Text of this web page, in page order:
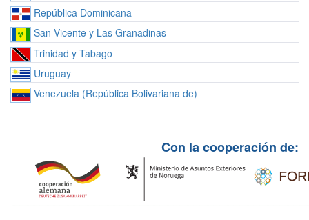
República Dominicana
San Vicente y Las Granadinas
Trinidad y Tabago
Uruguay
Venezuela (República Bolivariana de)
Con la cooperación de: